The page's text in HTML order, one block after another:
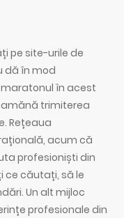
pe site-urile de
dă în mod
în acest
trimiterea
Rețeaua
acum că
profesioniști din
ce căutați, să le
Un alt mijloc
profesionale din